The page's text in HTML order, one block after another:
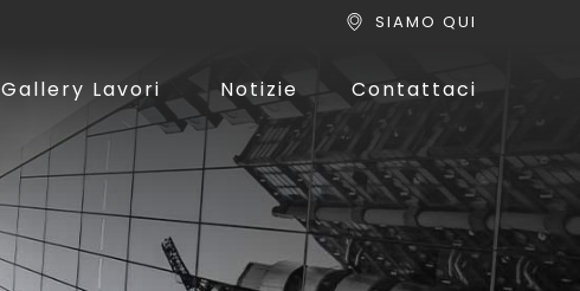
SIAMO QUI
Gallery Lavori Notizie Contattaci